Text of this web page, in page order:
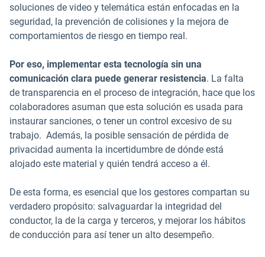
soluciones de video y telemática están enfocadas en la
seguridad, la prevención de colisiones y la mejora de
comportamientos de riesgo en tiempo real.
Por eso, implementar esta tecnología sin una
comunicación clara puede generar resistencia. La falta
de transparencia en el proceso de integración, hace que los
colaboradores asuman que esta solución es usada para
instaurar sanciones, o tener un control excesivo de su
trabajo. Además, la posible sensación de pérdida de
privacidad aumenta la incertidumbre de dónde está
alojado este material y quién tendrá acceso a él.
De esta forma, es esencial que los gestores compartan su
verdadero propósito: salvaguardar la integridad del
conductor, la de la carga y terceros, y mejorar los hábitos
de conducción para así tener un alto desempeño.